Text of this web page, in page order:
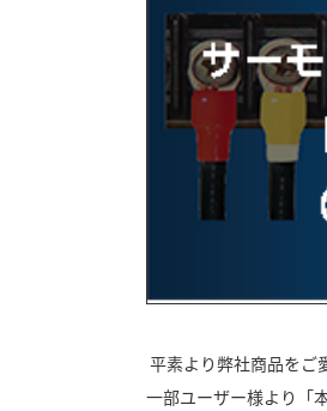
平素より弊社商品をご
一部ユーザー様より「